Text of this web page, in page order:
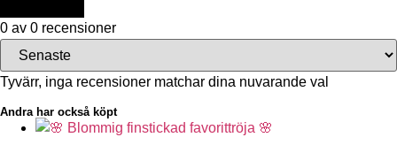
0 av 0 recensioner
Tyvärr, inga recensioner matchar dina nuvarande val
Andra har också köpt